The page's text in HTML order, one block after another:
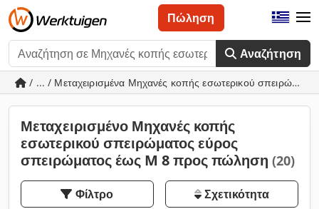
Αναζήτηση
Πώληση
/ ... / Μεταχειρισμένα Μηχανές κοπής εσωτερικού
Μεταχειρισμένο Μηχανές κοπής
εσωτερικού σπειρώματος εύρος
σπειρώματος έως M 8 προς πώληση (20)
Φίλτρο Σχετικότητα